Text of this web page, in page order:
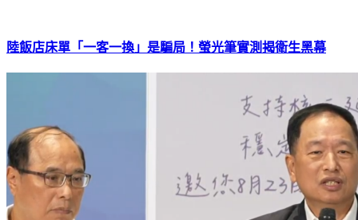
陸飯店床單「一客一換」是騙局！螢光筆實測揭衛生黑幕